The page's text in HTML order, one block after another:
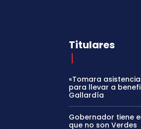
Titulares
«Tomara
para llevar a
Gallardía
Gobernador tiene
que no son Verdes